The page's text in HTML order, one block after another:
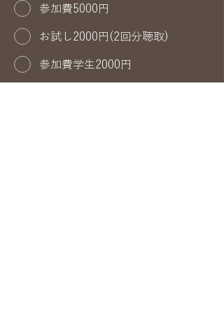
参加費5000円
お試し2000円(2回分聴取)
参加費学生2000円